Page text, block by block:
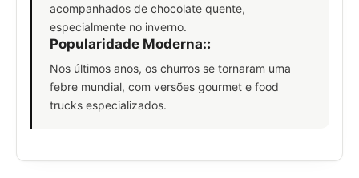
acompanhados de chocolate quente,
especialmente no inverno.
Popularidade Moderna::
Nos últimos anos, os churros se tornaram uma
febre mundial, com versões gourmet e food
trucks especializados.